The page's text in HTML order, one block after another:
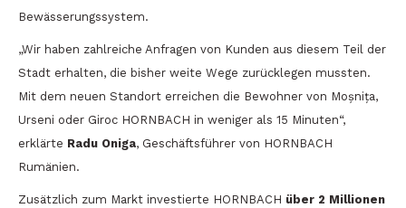
Bewässerungssystem.
„Wir haben zahlreiche Anfragen von Kunden aus diesem Teil der
Stadt erhalten, die bisher weite Wege zurücklegen mussten.
Mit dem neuen Standort erreichen die Bewohner von Moșnița,
Urseni oder Giroc HORNBACH in weniger als 15 Minuten“,
erklärte Radu Oniga, Geschäftsführer von HORNBACH
Rumänien.
Zusätzlich zum Markt investierte HORNBACH über 2 Millionen